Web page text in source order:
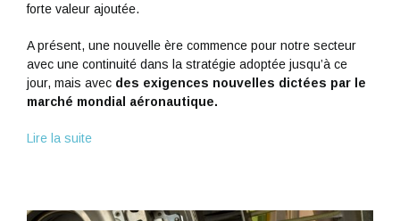
forte valeur ajoutée.
A présent, une nouvelle ère commence pour notre secteur
avec une continuité dans la stratégie adoptée jusqu’à ce
jour, mais avec des exigences nouvelles dictées par le
marché mondial aéronautique.
Lire la suite